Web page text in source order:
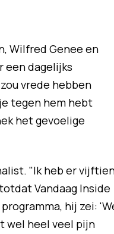
Wilfred Genee en
een dagelijks
vrede hebben
tegen hem hebt
het gevoelige
"Ik heb er
Vandaag Inside
hij zei:
wel heel veel pijn